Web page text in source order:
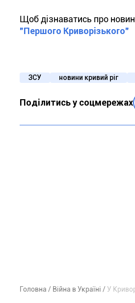
Щоб дізнаватись про
"Першого Криворізького"
ЗСУ новини кривий ріг
Поділитись у соцмережах
Головна Війна в Україні У